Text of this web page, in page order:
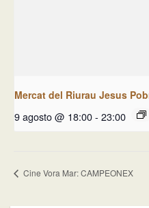
Mercat del Riurau Jesus
9 agosto @ 18:00- 23:00
Cine Vora Mar: CAMPEONEX